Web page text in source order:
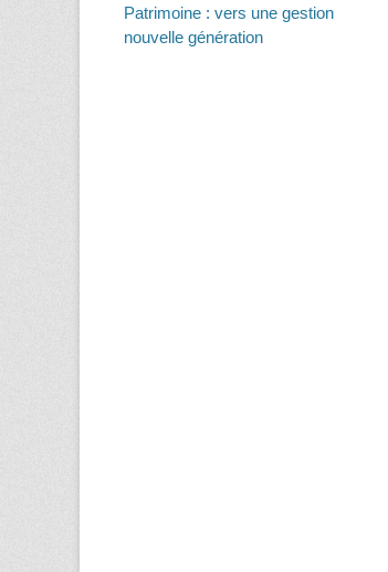
Patrimoine : vers une gestion
nouvelle génération